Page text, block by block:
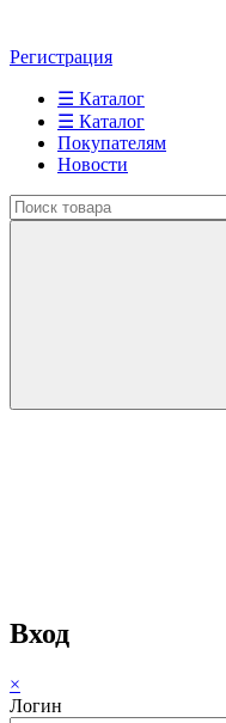
Регистрация
☰ Каталог
☰ Каталог
Покупателям
Новости
Вход
×
Логин